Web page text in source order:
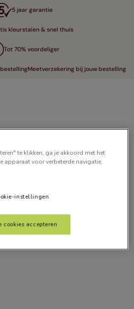
5 jaar garantie
kleurstalen & snel thuis
Tot 70% voordeliger
Meetverzekering bij jouw bestelling
te klikken, ga je akkoord met het
apparaat voor verbeterde navigatie,
instellingen
cookies accepteren